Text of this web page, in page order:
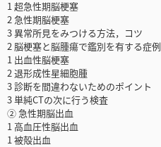
1 超急性期脳梗塞
2 急性期脳梗塞
3 異常所見をみつける方法，コツ
2 脳梗塞と脳腫瘍で鑑別を有する症例
1 出血性脳梗塞
2 退形成性星細胞腫
3 診断を間違わないためのポイント
3 単純CTの次に行う検査
② 急性期脳出血
1 高血圧性脳出血
1 被殻出血